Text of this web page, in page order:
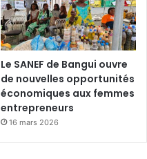
Le SANEF de Bangui ouvre
de nouvelles opportunités
économiques aux femmes
entrepreneurs
16 mars 2026